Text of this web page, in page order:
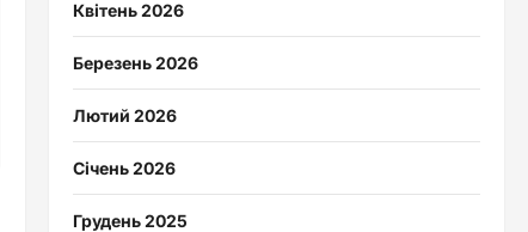
Квітень 2026
Березень 2026
Лютий 2026
Січень 2026
Грудень 2025